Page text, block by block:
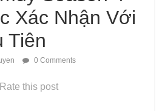
Xác Nhận Với
Tiên
0 Comments
Rate this post